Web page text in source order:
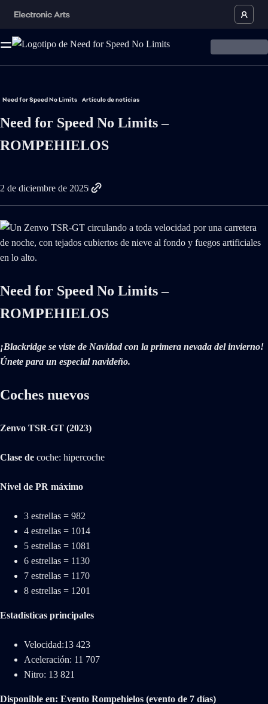
Need for Speed No Limits Artículo de noticias
Need for Speed No Limits –
ROMPEHIELOS
2 de diciembre de 2025
Need for Speed No Limits –
ROMPEHIELOS
¡Blackridge se viste de Navidad con la primera nevada del invierno!
Únete para un especial navideño.
Coches nuevos
Zenvo TSR-GT (2023)
Clase de coche: hipercoche
Nivel de PR máximo
3 estrellas = 982
4 estrellas = 1014
5 estrellas = 1081
6 estrellas = 1130
7 estrellas = 1170
8 estrellas = 1201
Estadísticas principales
Velocidad:13 423
Aceleración: 11 707
Nitro: 13 821
Disponible en: Evento Rompehielos (evento de 7 días)